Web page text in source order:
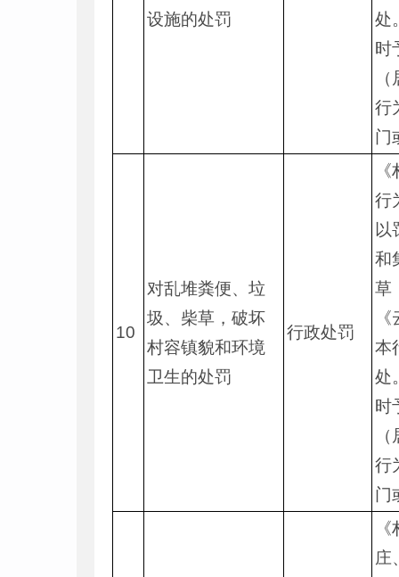
设施的处罚
处
时
行
门
10
对乱堆粪便、垃
圾、柴草，破坏
村容镇貌和环境
卫生的处罚
行政处罚
行
以
和
草
本
处
时
行
门
庄